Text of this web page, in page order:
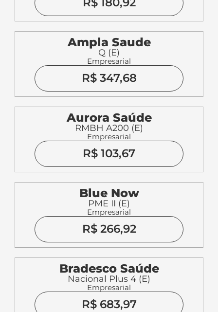
Ampla Saude
Q (E)
Empresarial
R$ 347,68
Aurora Saúde
RMBH A200 (E)
Empresarial
R$ 103,67
Blue Now
PME II (E)
Empresarial
R$ 266,92
Bradesco Saúde
Nacional Plus 4 (E)
Empresarial
R$ 683,97